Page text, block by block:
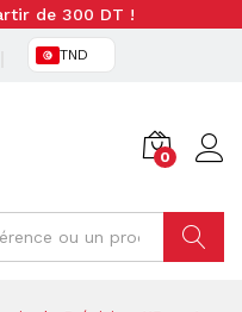
de 300 DT !
TND
0